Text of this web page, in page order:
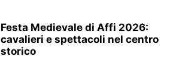
Festa Medievale di Affi 2026:
cavalieri e spettacoli nel centro
storico